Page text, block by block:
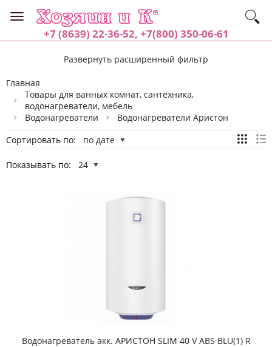
+7 (8639) 22-36-52, +7(800) 350-06-61
Развернуть расширенный фильтр
Главная
Товары для ванных комнат, сантехника,
водонагреватели, мебель
Водонагреватели
Водонагреватели Аристон
Сортировать по: по дате
Показывать по: 24
Водонагреватель акк. АРИСТОН SLIM 40 V ABS BLU(1) R